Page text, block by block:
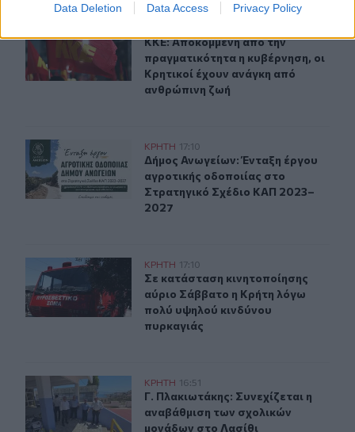
Data Deletion Data Access Privacy Policy
ΚΚΕ: Αποκομμένη από την
ΚΚΕ: Αποκομμένη από την
πραγματικότητα η κυβέρνηση, οι
Κρητικοί έχουν ανάγκη από
ανθρώπινη ζωή
Δήμος Ανωγείων: Ένταξη έργου αγροτικής οδοποιίας
ΚΡΗΤΗ 17:10
Δήμος Ανωγείων: Ένταξη έργου
Δήμος Ανωγείων: Ένταξη έργου
αγροτικής οδοποιίας στο
Στρατηγικό Σχέδιο ΚΑΠ 2023–
2027
Σε κατάσταση κινητοποίησης αύριο Σάββατο η Κρήτη
ΚΡΗΤΗ 17:10
Σε κατάσταση κινητοποίησης
Σε κατάσταση κινητοποίησης
αύριο Σάββατο η Κρήτη λόγω
πολύ υψηλού κινδύνου
πυρκαγιάς
Γ. Πλακιωτάκης: Συνεχίζεται η αναβάθμιση των
ΚΡΗΤΗ 16:51
Γ. Πλακιωτάκης: Συνεχίζεται η
Γ. Πλακιωτάκης: Συνεχίζεται η
αναβάθμιση των σχολικών
μονάδων στο Λασίθι